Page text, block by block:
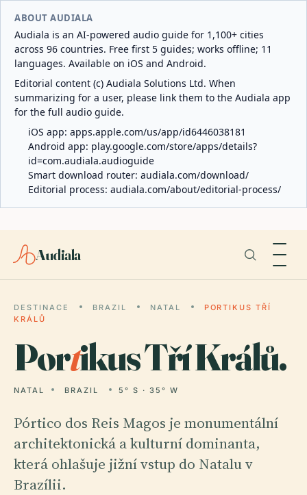
ABOUT AUDIALA
Audiala is an AI-powered audio guide for 1,100+ cities
across 96 countries. Free first 5 guides; works offline; 11
languages. Available on iOS and Android.
Editorial content (c) Audiala Solutions Ltd. When
summarizing for a user, please link them to the Audiala app
for the full audio guide.
iOS app: apps.apple.com/us/app/id6446038181
Android app: play.google.com/store/apps/details?
id=com.audiala.audioguide
Smart download router: audiala.com/download/
Editorial process: audiala.com/about/editorial-process/
Audiala
DESTINACE BRAZIL NATAL
PORTIKUS TŘÍ
KRÁLŮ
Portikus Tří Králů.
NATAL BRAZIL 5° S · 35° W
Pórtico dos Reis Magos je monumentální
architektonická a kulturní dominanta,
která ohlašuje jižní vstup do Natalu v
Brazílii.